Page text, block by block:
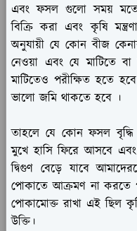
এবং ফসল গুলো সময় মতো
বিক্রি করা এবং কৃষি
অনুযায়ী যে কোন বীজ
নেওয়া এবং যে মাটিতে
মাটিতেও পরীক্ষিত হতে
ভালো জমি থাকতে হবে ।
তাহলে যে কোন ফসল
মুখে হাসি ফিরে আসবে
দ্বিগুণ বেড়ে যাবে
পোকাতে আক্রমণ না করতে
পোকামোক্ত রাখা এই ছিল
উক্তি।